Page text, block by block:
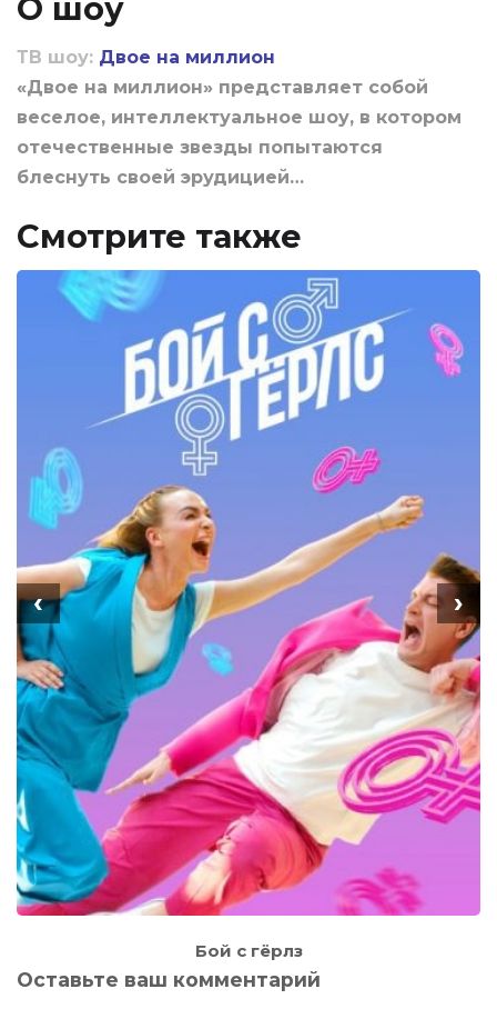
О шоу
ТВ шоу: Двое на миллион
«Двое на миллион» представляет собой
веселое, интеллектуальное шоу, в котором
отечественные звезды попытаются
блеснуть своей эрудицией…
Смотрите также
Бой с гёрлз
‹ ›
Оставьте ваш комментарий